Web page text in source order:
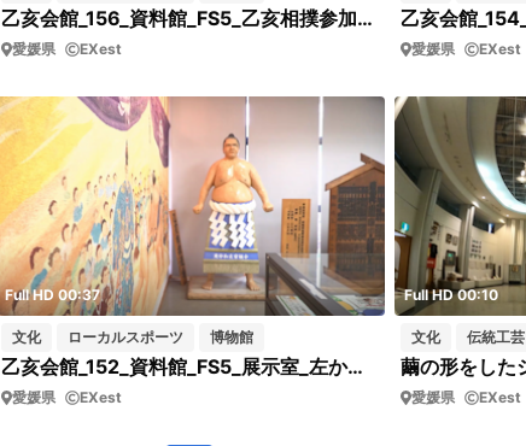
乙亥会館_156_資料館_FS5_乙亥相撲参加力士の写真
愛媛県 EXest 愛媛県 EXest
Full HD 00:37
文化 ローカルスポーツ 博物館
乙亥会館_152_資料館_FS5_展示室_左から右へパーン
愛媛県 EXest
Full HD 00:10
文化 伝統工芸
愛媛県 EXest